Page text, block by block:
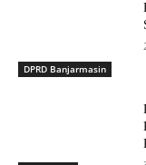
DPRD Banjarmasin